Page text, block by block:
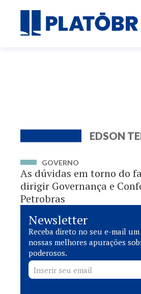
EDSON
GOVERNO
As dúvidas em torno do
dirigir Governança e
Petrobras
Newsletter
Receba direto no seu e-mail
nossas melhores apurações
poderosos.